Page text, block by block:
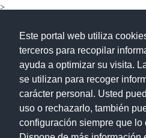
Este portal web utiliza
terceros para recopilar
ayuda a optimizar su visita.
se utilizan para recoger
carácter personal. Usted
uso o rechazarlo, también
configuración siempre que lo
>